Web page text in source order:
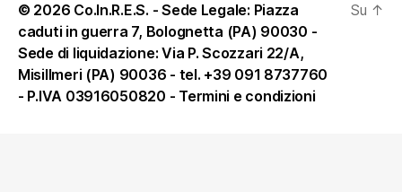
© 2026 Co.In.R.E.S. - Sede Legale: Piazza
caduti in guerra 7, Bolognetta (PA) 90030 -
Sede di liquidazione: Via P. Scozzari 22/A,
Misillmeri (PA) 90036 - tel. +39 091 8737760
- P.IVA 03916050820 - Termini e condizioni
Su ↑